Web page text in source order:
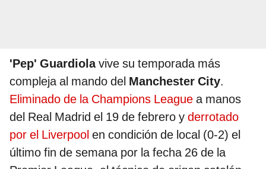
'Pep' Guardiolavive su temporada más
compleja al mando del Manchester City.
Eliminado de la Champions League a manos
del Real Madrid el 19 de febrero y derrotado
por el Liverpool en condición de local (0-2) el
último fin de semana por la fecha 26 de la